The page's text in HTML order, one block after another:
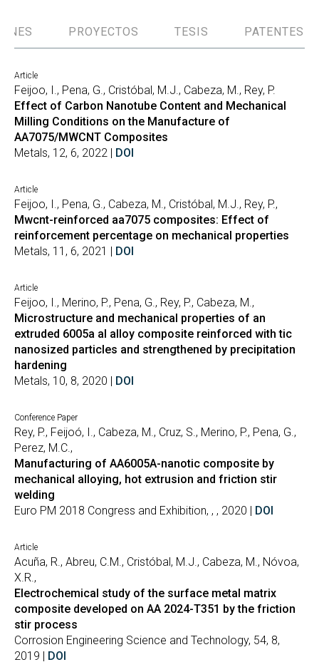
PROYECTOS TESIS PATENTES
Article
Feijoo, I., Pena, G., Cristóbal, M.J., Cabeza, M., Rey, P.
Effect of Carbon Nanotube Content and Mechanical
Milling Conditions on the Manufacture of
AA7075/MWCNT Composites
Metals, 12, 6, 2022 | DOI
Article
Feijoo, I., Pena, G., Cabeza, M., Cristóbal, M.J., Rey, P.,
Mwcnt-reinforced aa7075 composites: Effect of
reinforcement percentage on mechanical properties
Metals, 11, 6, 2021 | DOI
Article
Feijoo, I., Merino, P., Pena, G., Rey, P., Cabeza, M.,
Microstructure and mechanical properties of an
extruded 6005a al alloy composite reinforced with tic
nanosized particles and strengthened by precipitation
hardening
Metals, 10, 8, 2020 | DOI
Conference Paper
Rey, P., Feijoó, I., Cabeza, M., Cruz, S., Merino, P., Pena, G.,
Perez, M.C.,
Manufacturing of AA6005A-nanotic composite by
mechanical alloying, hot extrusion and friction stir
welding
Euro PM 2018 Congress and Exhibition, , , 2020 | DOI
Article
Acuña, R., Abreu, C.M., Cristóbal, M.J., Cabeza, M., Nóvoa,
X.R.,
Electrochemical study of the surface metal matrix
composite developed on AA 2024-T351 by the friction
stir process
Corrosion Engineering Science and Technology, 54, 8,
2019 | DOI